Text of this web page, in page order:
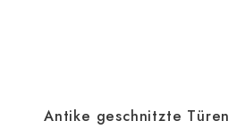
Antike geschnitzte Türen